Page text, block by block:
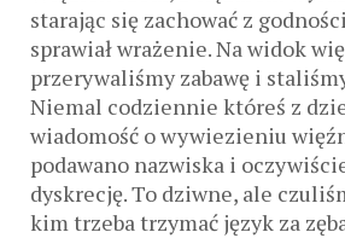
starając się zachować z
sprawiał wrażenie. Na widok
przerywaliśmy zabawę i
Niemal codziennie któreś z
wiadomość o wywiezieniu
podawano nazwiska i
dyskrecję. To dziwne, ale
kim trzeba trzymać język za